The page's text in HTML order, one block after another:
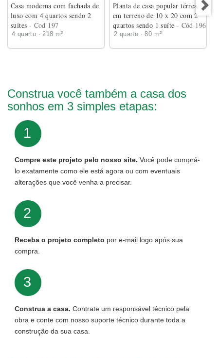
Casa moderna com fachada de
luxo com 4 quartos sendo 2
suites - Cod 197
4 quarto · 218 m²
Planta de casa popular térrea
em terreno de 10 x 20 com 2
quartos sendo 1 suíte - Cód 196
2 quarto · 80 m²
Construa você também a casa dos
sonhos em 3 simples etapas:
1
Compre este projeto pelo nosso site. Você pode comprá-
lo exatamente como ele está agora ou com eventuais
alterações que você venha a precisar.
2
Receba o projeto completo por e-mail logo após sua
compra.
3
Construa a casa. Contrate um responsável técnico pela
obra e conte com nosso suporte técnico durante toda a
construção da sua casa.